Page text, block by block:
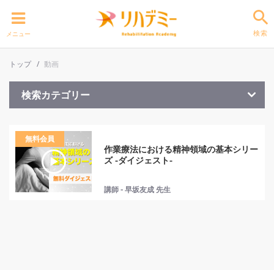
メニュー 検索
トップ 動画
検索カテゴリー
無料会員
作業療法における精神領域の基本シリー
ズ -ダイジェスト-
講師 - 早坂友成 先生